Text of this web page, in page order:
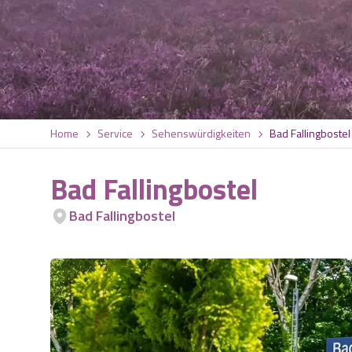
Home Service Sehenswürdigkeiten Bad Fallingbostel
Bad Fallingbostel
Bad Fallingbostel